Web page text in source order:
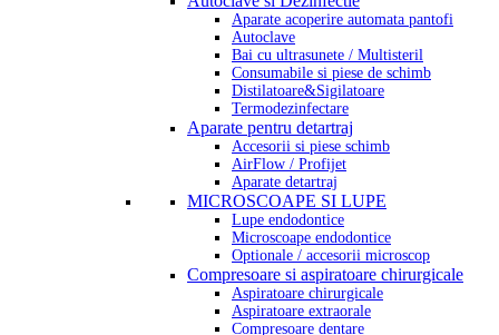
Aparate acoperire automata pantofi
Autoclave
Bai cu ultrasunete / Multisteril
Consumabile si piese de schimb
Distilatoare&Sigilatoare
Termodezinfectare
Aparate pentru detartraj
Accesorii si piese schimb
AirFlow / Profijet
Aparate detartraj
MICROSCOAPE SI LUPE
Lupe endodontice
Microscoape endodontice
Optionale / accesorii microscop
Compresoare si aspiratoare chirurgicale
Aspiratoare chirurgicale
Aspiratoare extraorale
Compresoare dentare